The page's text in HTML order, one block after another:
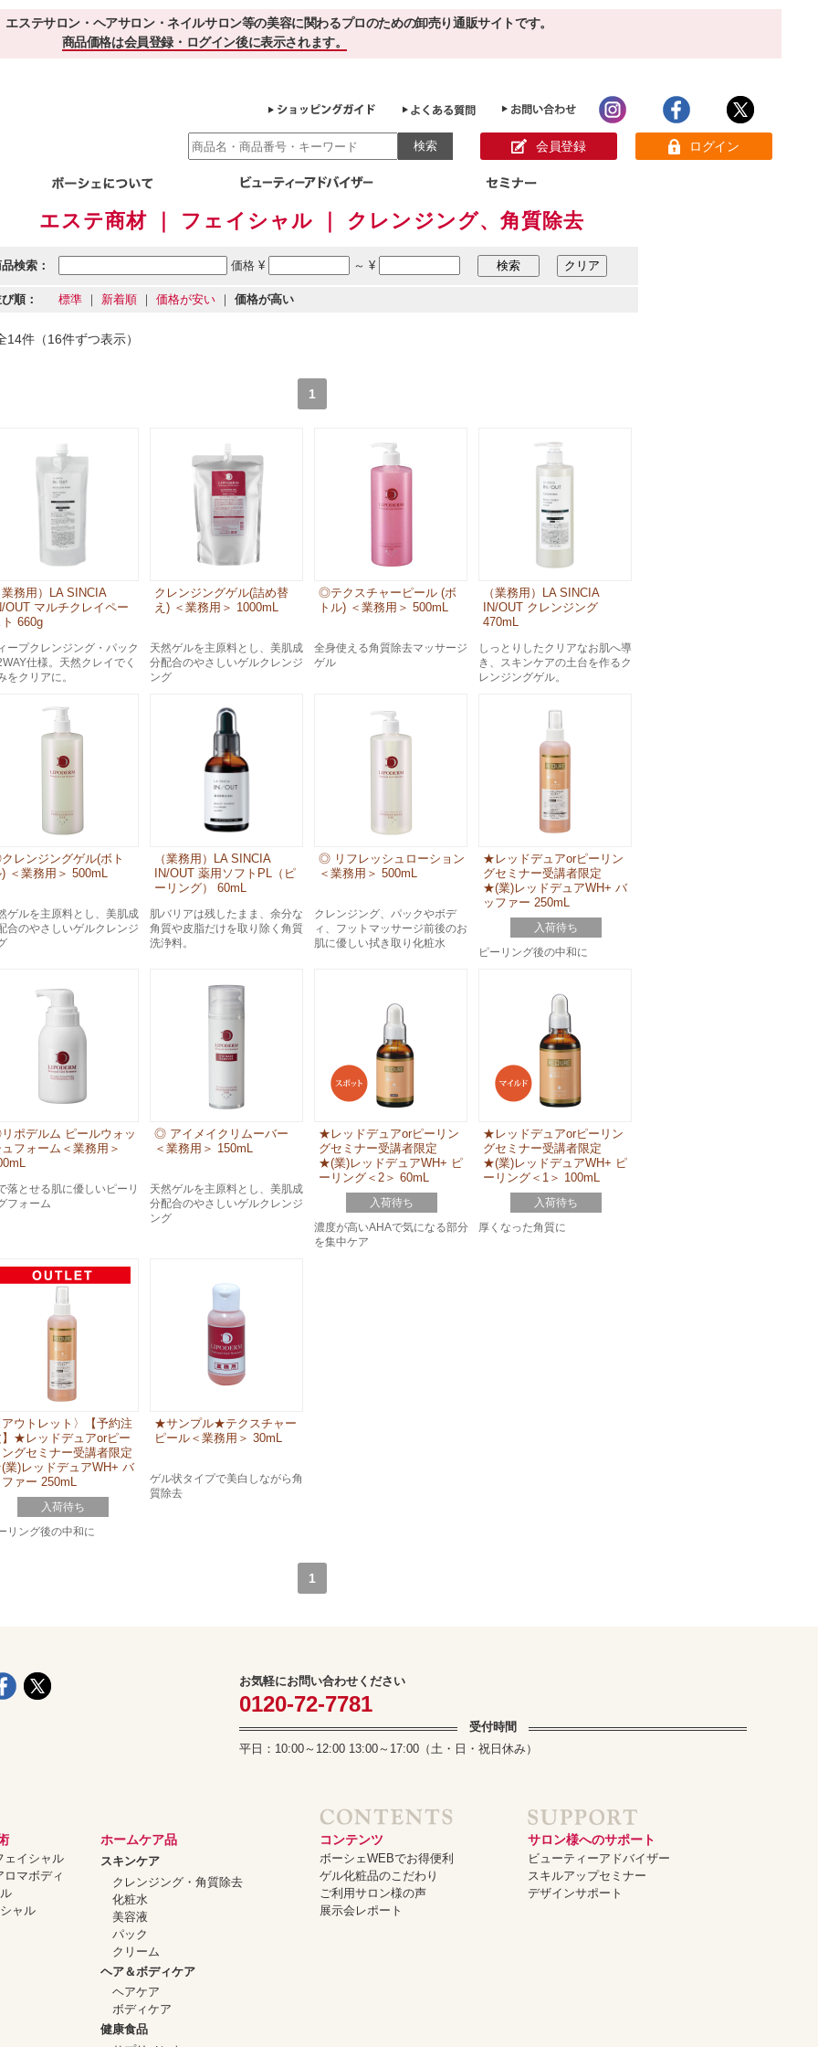
ステサロン・ヘアサロン・ネイルサロン等の美容に関わるプロのための卸売り通販サイトです。
商品価格は会員登録・ログイン後に表示されます。
会員登録 ログイン
エステ商材
・保湿 その他
ホームケア
スキンケア
クリーム
ヘアケア＆ボディケア
スムージー
ベーシックスキンケア
でお得＆便利 ゲル化粧品のこだわり ご利用サロン様の声
エステ商材 ｜ フェイシャル ｜ クレンジング、角質除去
検索： 価格 ¥ ～ ¥
順： 標準 ｜ 新着順 ｜ 価格が安い ｜ 価格が高い
14件（16件ずつ表示）
1
業務用）LA SINCIA
OUT マルチクレイペー
ト 660g
ープクレンジング・パック
仕様。天然クレイでく
をクリアに。
クレンジングゲル(詰め替
え) ＜業務用＞ 1000mL
天然ゲルを主原料とし、美肌成
分配合のやさしいゲルクレンジ
ング
◎テクスチャーピール (ボ
トル) ＜業務用＞ 500mL
全身使える角質除去マッサージ
ゲル
（業務用）LA SINCIA
IN/OUT クレンジング
470mL
しっとりしたクリアなお肌へ導
き、スキンケアの土台を作るク
レンジングゲル。
レンジングゲル(ボト
) ＜業務用＞ 500mL
ゲルを主原料とし、美肌成
合のやさしいゲルクレンジ
（業務用）LA SINCIA
IN/OUT 薬用ソフトPL（ピ
ーリング） 60mL
肌バリアは残したまま、余分な
角質や皮脂だけを取り除く角質
洗浄料。
◎ リフレッシュローション
＜業務用＞ 500mL
クレンジング、パックやボデ
ィ、フットマッサージ前後のお
肌に優しい拭き取り化粧水
★レッドデュアorピーリン
グセミナー受講者限定
★(業)レッドデュアWH+ バ
ッファー 250mL
入荷待ち
ピーリング後の中和に
ポデルム ピールウォッ
ュフォーム＜業務用＞
落とせる肌に優しいピーリ
フォーム
◎ アイメイクリムーバー
＜業務用＞ 150mL
天然ゲルを主原料とし、美肌成
分配合のやさしいゲルクレンジ
ング
★レッドデュアorピーリン
グセミナー受講者限定
★(業)レッドデュアWH+ ピ
ーリング＜2＞ 60mL
入荷待ち
濃度が高いAHAで気になる部分
を集中ケア
★レッドデュアorピーリン
グセミナー受講者限定
★(業)レッドデュアWH+ ピ
ーリング＜1＞ 100mL
入荷待ち
厚くなった角質に
アウトレット〉【予約注
】★レッドデュアorピー
ングセミナー受講者限定
)レッドデュアWH+ バ
ファー 250mL
入荷待ち
リング後の中和に
★サンプル★テクスチャー
ピール＜業務用＞ 30mL
ゲル状タイプで美白しながら角
質除去
1
お気軽にお問い合わせください
0120-72-7781
受付時間
平日：10:00～12:00 13:00～17:00（土・日・祝日休み）
ェイシャル
ロマボディ
ャル
ホームケア品
スキンケア
クレンジング・角質除去
化粧水
美容液
パック
クリーム
ヘア＆ボディケア
ヘアケア
ボディケア
健康食品
コンテンツ
ボーシェWEBでお得便利
ゲル化粧品のこだわり
ご利用サロン様の声
展示会レポート
サロン様へのサポート
ビューティーアドバイザー
スキルアップセミナー
デザインサポート